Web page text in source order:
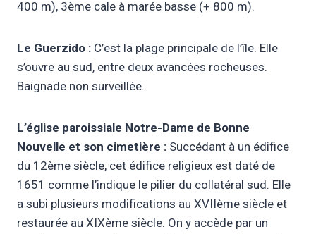
400 m), 3ème cale à marée basse (+ 800 m).
Le Guerzido : C’est la plage principale de l’île. Elle
s’ouvre au sud, entre deux avancées rocheuses.
Baignade non surveillée.
L’église paroissiale Notre-Dame de Bonne
Nouvelle et son cimetière : Succédant à un édifice
du 12ème siècle, cet édifice religieux est daté de
1651 comme l’indique le pilier du collatéral sud. Elle
a subi plusieurs modifications au XVIIème siècle et
restaurée au XIXème siècle. On y accède par un